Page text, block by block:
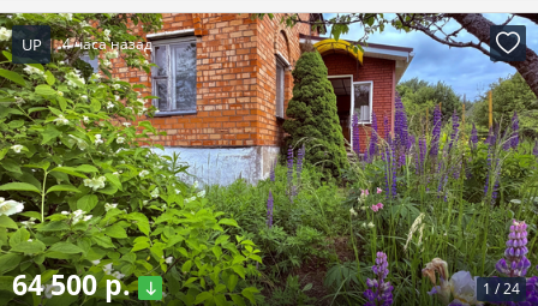
UP 4 часа назад
1 /24
64 500 р.